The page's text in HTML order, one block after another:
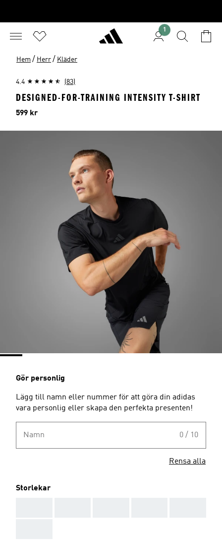
1
Hem / Herr / Kläder
4.4 (83)
DESIGNED-FOR-TRAINING INTENSITY T-SHIRT
Pris
599 kr
Gör personlig
Lägg till namn eller nummer för att göra din adidas
vara personlig eller skapa den perfekta presenten!
Namn 0 / 10
Rensa alla
Storlekar